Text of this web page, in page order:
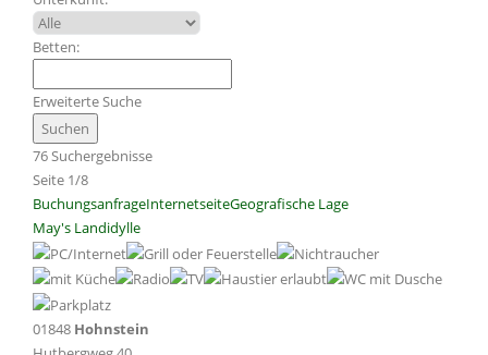
Betten:
Erweiterte Suche
76 Suchergebnisse
Seite 1/8
BuchungsanfrageInternetseiteGeografische Lage
May's Landidylle
01848 Hohnstein